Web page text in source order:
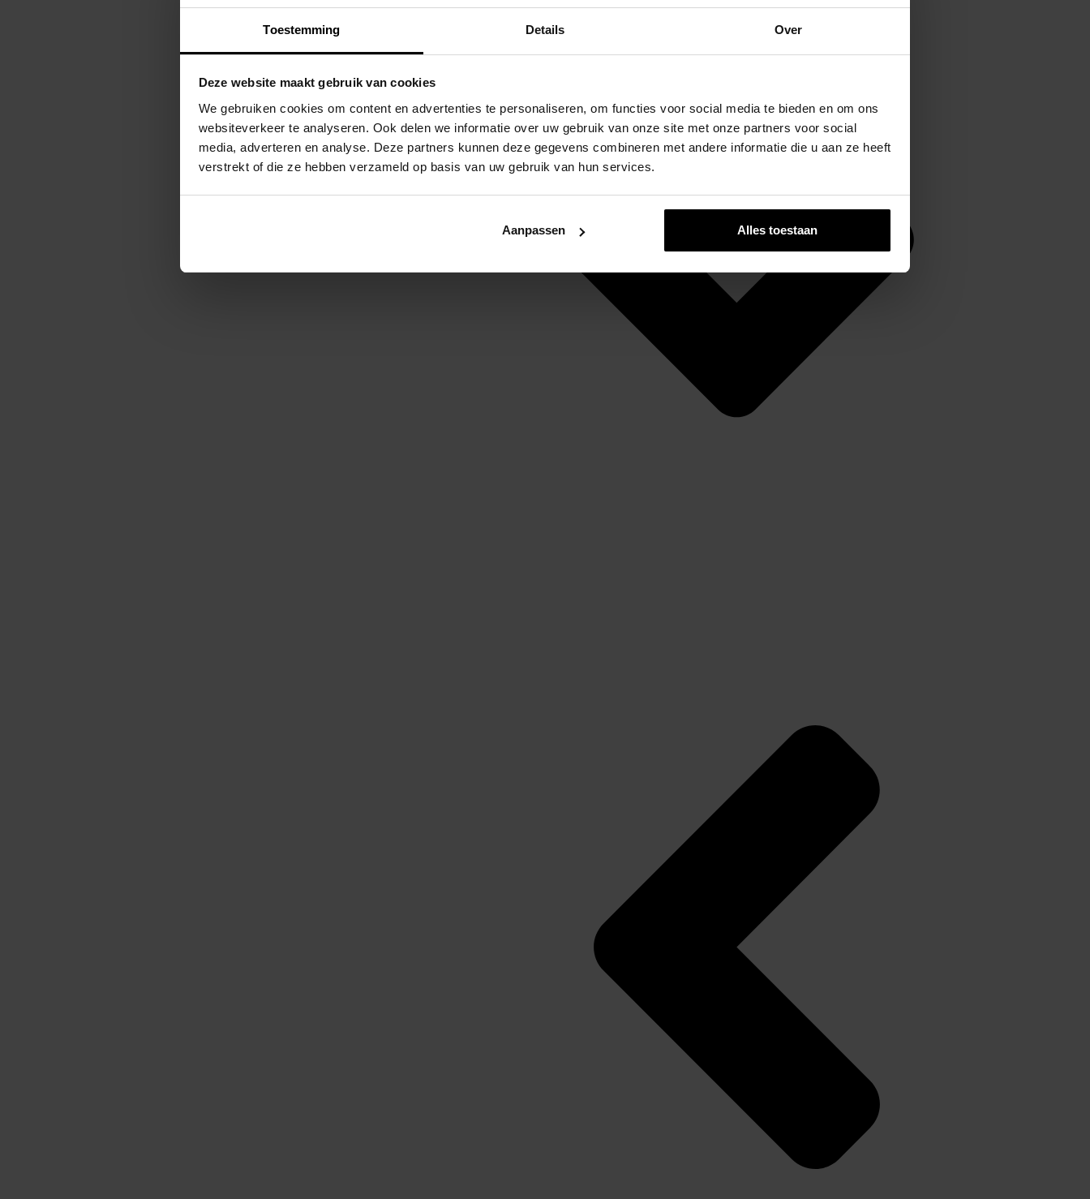
Toestemming Details Over
Deze website maakt gebruik van cookies
We gebruiken cookies om content en advertenties te personaliseren, om functies voor social media te bieden en om ons
websiteverkeer te analyseren. Ook delen we informatie over uw gebruik van onze site met onze partners voor social
media, adverteren en analyse. Deze partners kunnen deze gegevens combineren met andere informatie die u aan ze heeft
verstrekt of die ze hebben verzameld op basis van uw gebruik van hun services.
Aanpassen Alles toestaan
Specificaties